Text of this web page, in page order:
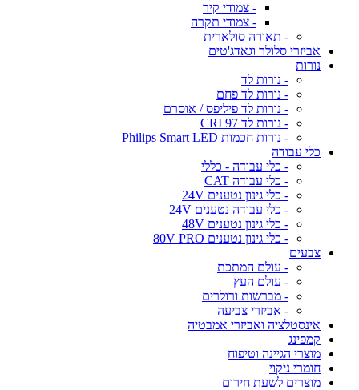
- צמודי קיר
- צמודי תקרה
- תאורה סולארית
אביזרי סלולר וגאדג'טים
נורות
- נורות לד
- נורות לד פחם
- נורות לד פיליפס / אוסרם
- נורות לד CRI 97
- נורות חכמות Philips Smart LED
כלי עבודה
- כלי עבודה - כללי
- כלי עבודה CAT
- כלי גינון נטענים 24V
- כלי עבודה נטענים 24V
- כלי גינון נטענים 48V
- כלי גינון נטענים 80V PRO
צבעים
- עולם המתכת
- עולם העץ
- מברשות ורולרים
- אביזרי צביעה
אינסטלציה ואביזרי אמבטיה
קמפינג
מוצרי הגיינה וטיפוח
חומרי ניקוי
מוצרים לשעת חירום